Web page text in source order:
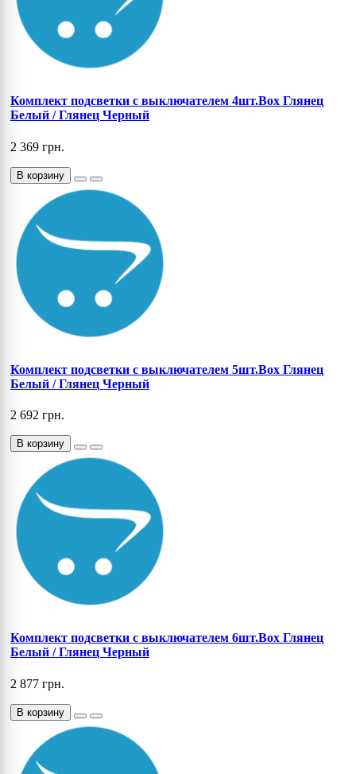
Комплект подсветки с выключателем 4шт.Box Глянец
Белый / Глянец Черный
2 369 грн.
В корзину
Комплект подсветки с выключателем 5шт.Box Глянец
Белый / Глянец Черный
2 692 грн.
В корзину
Комплект подсветки с выключателем 6шт.Box Глянец
Белый / Глянец Черный
2 877 грн.
В корзину